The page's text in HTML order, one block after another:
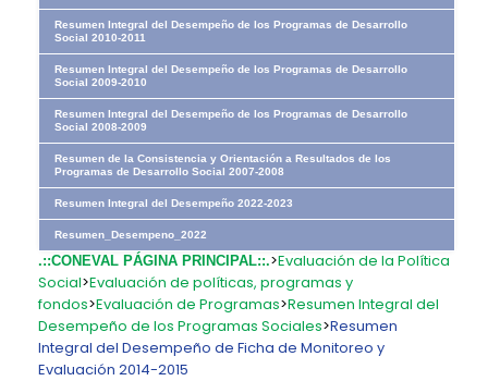
Resumen Integral del Desempeño de los Programas de Desarrollo
Social 2010-2011
Resumen Integral del Desempeño de los Programas de Desarrollo
Social 2009-2010
Resumen Integral del Desempeño de los Programas de Desarrollo
Social 2008-2009
Resumen de la Consistencia y Orientación a Resultados de los
Programas de Desarrollo Social 2007-2008
Resumen Integral del Desempeño 2022-2023
Resumen_Desempeno_2022
.::CONEVAL PÁGINA PRINCIPAL::.>Evaluación de la Política
Social>Evaluación de políticas, programas y
fondos>Evaluación de Programas>Resumen Integral del
Desempeño de los Programas Sociales>Resumen
Integral del Desempeño de Ficha de Monitoreo y
Evaluación 2014-2015